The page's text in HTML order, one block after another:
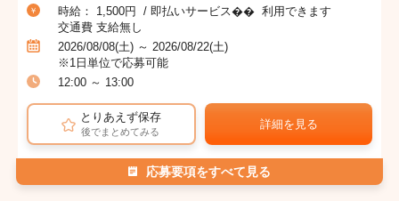
時給： 1,500円 / 即払いサービス�� 利用できます
交通費 支給無し
2026/08/08(土) ～ 2026/08/22(土)
※1日単位で応募可能
12:00 ～ 13:00
とりあえず保存
後でまとめてみる
詳細を見る
応募要項をすべて見る